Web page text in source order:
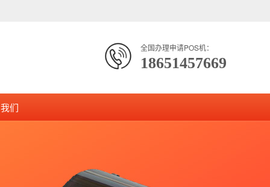
全国办理申请POS机：
18651457669
们